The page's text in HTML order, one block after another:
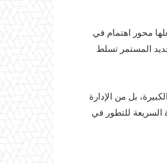
محور اهتمام في
المستمر تسلط
بل من الإدارة
السريعة للتطور في